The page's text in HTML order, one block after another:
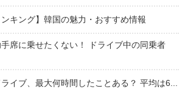
ンキング】韓国の魅力・おすすめ情報
席に乗せたくない！ ドライブ中の同乗者
イブ、最大何時間したことある？ 平均は6...